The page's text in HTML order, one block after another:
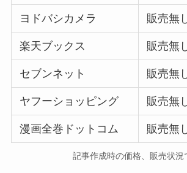
ヨドバシカメラ 販売無
楽天ブックス 販売無
セブンネット 販売無
ヤフーショッピング 販売無
漫画全巻ドットコム 販売無
記事作成時の価格、販売状況